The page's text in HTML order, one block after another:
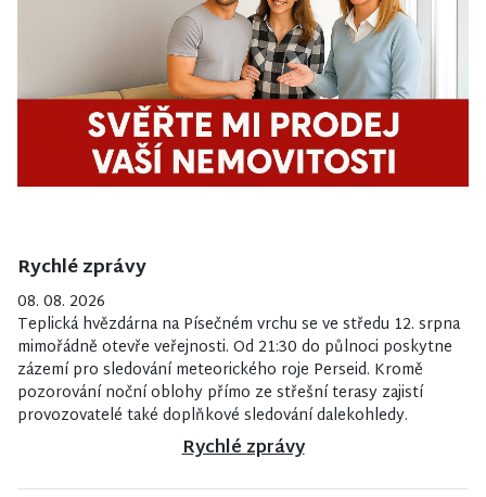
Rychlé zprávy
08. 08. 2026
Teplická hvězdárna na Písečném vrchu se ve středu 12. srpna
mimořádně otevře veřejnosti. Od 21:30 do půlnoci poskytne
zázemí pro sledování meteorického roje Perseid. Kromě
pozorování noční oblohy přímo ze střešní terasy zajistí
provozovatelé také doplňkové sledování dalekohledy.
Rychlé zprávy